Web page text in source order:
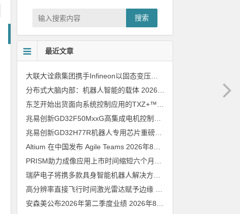
搜索
最近文章
大联大诠鼎集团携手Infineon以固态变压器重构配电效率新标杆
分布式大脑内部：机器人智能的载体 2026年8月6日
兆易创新GD32H77R机器人专用芯片重磅亮相，精准赋能伺服驱动与关节控制
Altium 在中国发布 Agile Teams 2026年8月6日
安森美公布2026年第二季度业绩 2026年8月6日